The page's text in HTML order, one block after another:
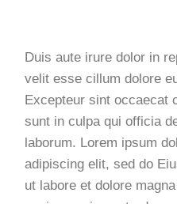
Duis aute irure dolor in
velit esse cillum dolore
Excepteur sint occaecat
sunt in culpa qui officia
laborum. Lorem ipsum
adipiscing elit, sed do
ut labore et dolore